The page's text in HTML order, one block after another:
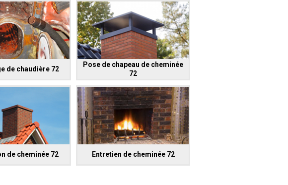
de chaudière 72
Pose de chapeau de cheminée
72
de cheminée 72 Entretien de cheminée 72